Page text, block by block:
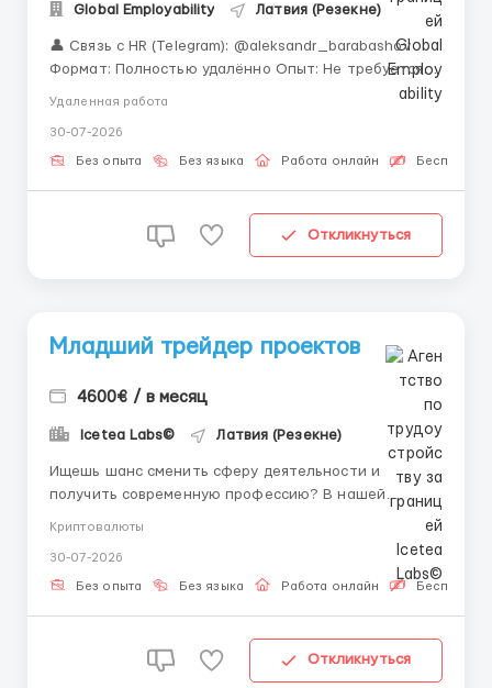
Global Employability Латвия (Резекне)
👤 Связь с HR (Telegram): @aleksandr_barabashov
Формат: Полностью удалённо Опыт: Не требуется
(всесторонняя подготовка) «Не откладывайте
Employability мы научим Вас фундаментальным
принципам работы от и до.» Сопровождение бирже...
Удаленная работа
30-07-2026
Без опыта Без языка Работа онлайн
Откликнуться
Младший трейдер проектов
4600€ / в месяц
Icetea Labs© Латвия (Резекне)
Ищешь шанс сменить сферу деятельности и
получить современную профессию? В нашей
первого дня под руководством личного наставника.
👤 Наш HR-менеджер в Telegram: @ELiza_harisova
Icetea Labs строит финансовую инфраструктуру
Криптовалюты
30-07-2026
Без опыта Без языка Работа онлайн
Откликнуться